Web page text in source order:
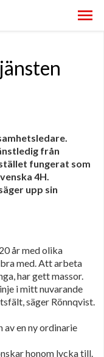
från
fungerat som
4H.
upp sin
år med olika
med. Att arbeta
har gett massor.
i mitt nuvarande
säger Rönnqvist.
av en ny ordinarie
honom lycka till.